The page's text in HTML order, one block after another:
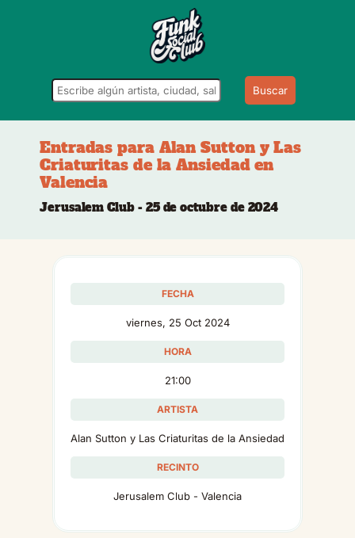
Buscar
Entradas para Alan Sutton y Las
Criaturitas de la Ansiedad en
Valencia
Jerusalem Club - 25 de octubre de 2024
FECHA
viernes, 25 Oct 2024
HORA
21:00
ARTISTA
Alan Sutton y Las Criaturitas de la Ansiedad
RECINTO
Jerusalem Club - Valencia